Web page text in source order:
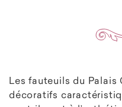
Les fauteuils du Palais
décoratifs